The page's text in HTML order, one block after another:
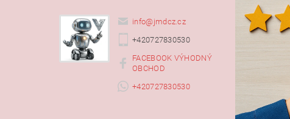
info@ jmdcz.cz
+420727830530
FACEBOOK VÝHODNÝ
OBCHOD
+420727830530